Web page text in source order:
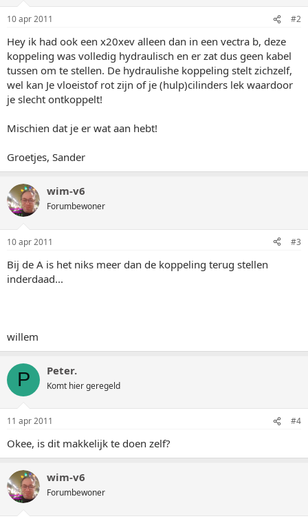
10 apr 2011 #2
Hey ik had ook een x20xev alleen dan in een vectra b, deze
koppeling was volledig hydraulisch en er zat dus geen kabel
tussen om te stellen. De hydraulishe koppeling stelt zichzelf,
wel kan Je vloeistof rot zijn of je (hulp)cilinders lek waardoor
je slecht ontkoppelt!
Mischien dat je er wat aan hebt!
Groetjes, Sander
wim-v6
Forumbewoner
10 apr 2011 #3
Bij de A is het niks meer dan de koppeling terug stellen
inderdaad...
willem
P Peter.
Komt hier geregeld
11 apr 2011 #4
Okee, is dit makkelijk te doen zelf?
wim-v6
Forumbewoner